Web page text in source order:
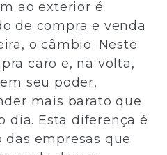
ao exterior é
de compra e venda
o câmbio. Neste
caro e, na volta,
seu poder,
mais barato que
dia. Esta diferença é
empresas que